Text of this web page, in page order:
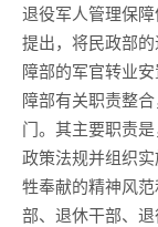
退役军人管理保
提出，将民政部
障部的军官转业
障部有关职责整
门。其主要职责
政策法规并组织
牲奉献的精神风
部、退休干部、